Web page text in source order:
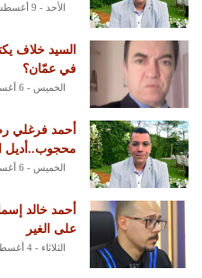
الأحد - 9 أغسطس 2026
السيد خلاف
في عمّان؟
الخميس - 6 أغسطس 2026
أحمد فرغلي
محجوب..أديل
الخميس - 6 أغسطس 2026
أحمد خالد
على الغير
الثلاثاء - 4 أغسطس 2026